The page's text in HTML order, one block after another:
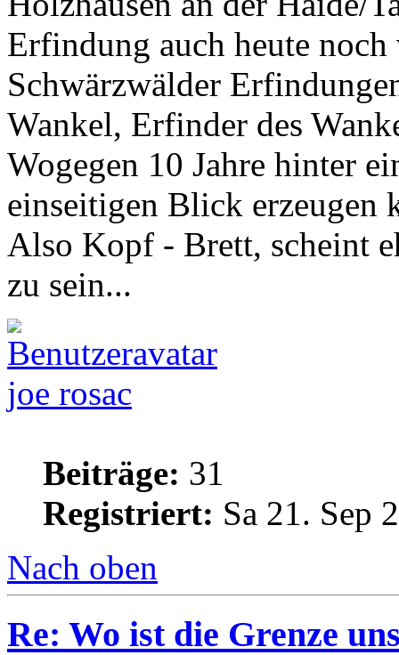
Erfindung auch heute
Schwärzwälder
Wankel, Erfinder des
Wogegen 10 Jahre hinter
einseitigen Blick erzeugen
Also Kopf - Brett, scheint
zu sein...
joe rosac
Beiträge: 31
Registriert: Sa 21. Sep
Nach oben
Re: Wo ist die Grenze